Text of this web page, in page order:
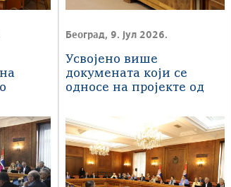
Београд, 9. јул 2026.
Усвојено више
докумената који се
односе на пројекте од
националног значаја